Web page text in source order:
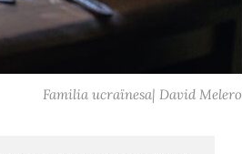
Familia ucraïnesa| David Melero